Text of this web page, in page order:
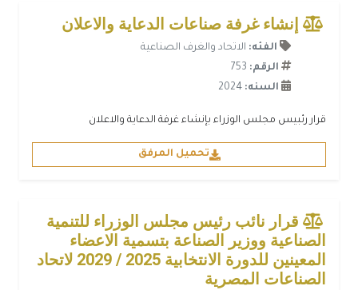
إنشاء غرفة صناعات الدعاية والاعلان
الفئه: الاتحاد والغرف الصناعية
الرقم:
السنه:
قرار رئبيس مجلس الوزراء بإنشاء غرفة الدعاية والاعلان
تحميل المرفق
قرار نائب رئيس مجلس الوزراء للتنمية
الصناعية ووزير الصناعة بتسمية الاعضاء
المعينين للدورة الانتخابية 2025 / 2029 لاتحاد
الصناعات المصرية